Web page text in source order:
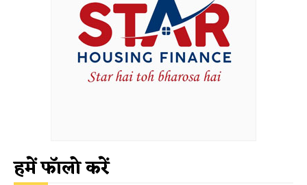
हमें फॉलो करें